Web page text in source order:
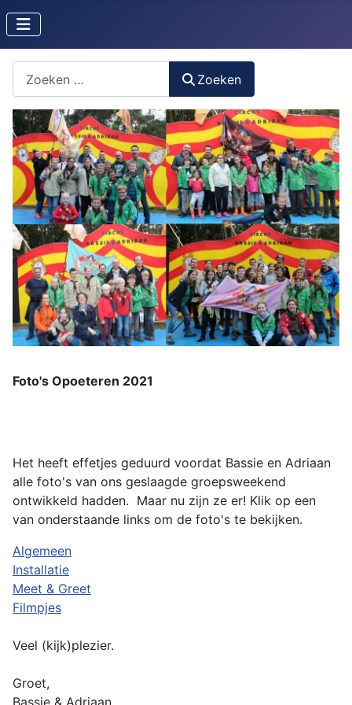
Zoeken
Foto's Opoeteren 2021
Het heeft effetjes geduurd voordat Bassie en Adriaan
alle foto's van ons geslaagde groepsweekend
ontwikkeld hadden. Maar nu zijn ze er! Klik op een
van onderstaande links om de foto's te bekijken.
Algemeen
Installatie
Meet & Greet
Filmpjes
Veel (kijk)plezier.
Groet,
Bassie & Adriaan